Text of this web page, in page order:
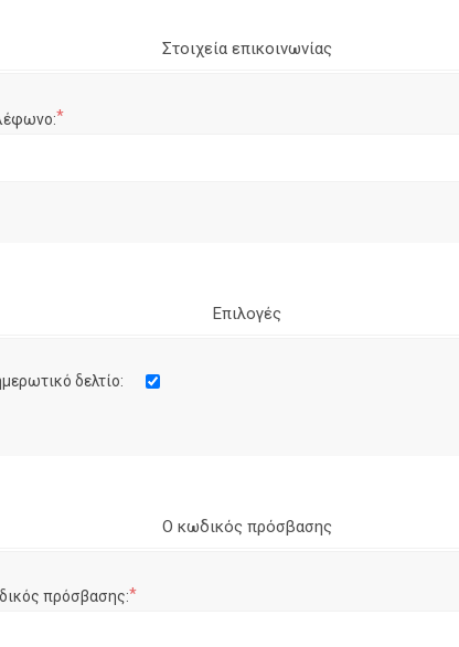
Στοιχεία επικοινωνίας
*
Επιλογές
δελτίο:
Ο κωδικός πρόσβασης
πρόσβασης:*